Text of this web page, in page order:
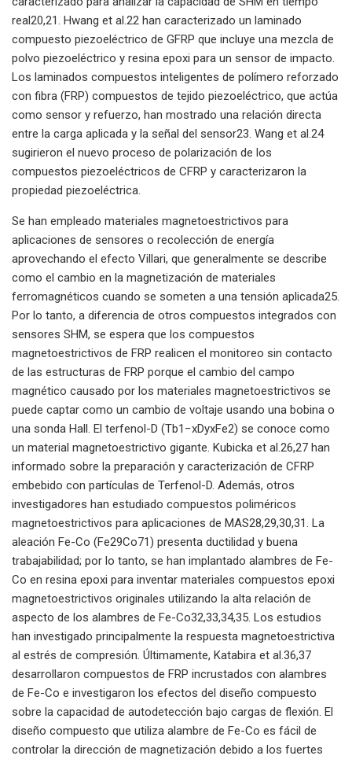
real20,21. Hwang et al.22 han caracterizado un laminado
compuesto piezoeléctrico de GFRP que incluye una mezcla de
polvo piezoeléctrico y resina epoxi para un sensor de impacto.
Los laminados compuestos inteligentes de polímero reforzado
con fibra (FRP) compuestos de tejido piezoeléctrico, que actúa
como sensor y refuerzo, han mostrado una relación directa
entre la carga aplicada y la señal del sensor23. Wang et al.24
sugirieron el nuevo proceso de polarización de los
compuestos piezoeléctricos de CFRP y caracterizaron la
propiedad piezoeléctrica.
Se han empleado materiales magnetoestrictivos para
aplicaciones de sensores o recolección de energía
aprovechando el efecto Villari, que generalmente se describe
como el cambio en la magnetización de materiales
ferromagnéticos cuando se someten a una tensión aplicada25.
Por lo tanto, a diferencia de otros compuestos integrados con
sensores SHM, se espera que los compuestos
magnetoestrictivos de FRP realicen el monitoreo sin contacto
de las estructuras de FRP porque el cambio del campo
magnético causado por los materiales magnetoestrictivos se
puede captar como un cambio de voltaje usando una bobina o
una sonda Hall. El terfenol-D (Tb1−xDyxFe2) se conoce como
un material magnetoestrictivo gigante. Kubicka et al.26,27 han
informado sobre la preparación y caracterización de CFRP
embebido con partículas de Terfenol-D. Además, otros
investigadores han estudiado compuestos poliméricos
magnetoestrictivos para aplicaciones de MAS28,29,30,31. La
aleación Fe-Co (Fe29Co71) presenta ductilidad y buena
trabajabilidad; por lo tanto, se han implantado alambres de Fe-
Co en resina epoxi para inventar materiales compuestos epoxi
magnetoestrictivos originales utilizando la alta relación de
aspecto de los alambres de Fe-Co32,33,34,35. Los estudios
han investigado principalmente la respuesta magnetoestrictiva
al estrés de compresión. Últimamente, Katabira et al.36,37
desarrollaron compuestos de FRP incrustados con alambres
de Fe-Co e investigaron los efectos del diseño compuesto
sobre la capacidad de autodetección bajo cargas de flexión. El
diseño compuesto que utiliza alambre de Fe-Co es fácil de
controlar la dirección de magnetización debido a los fuertes